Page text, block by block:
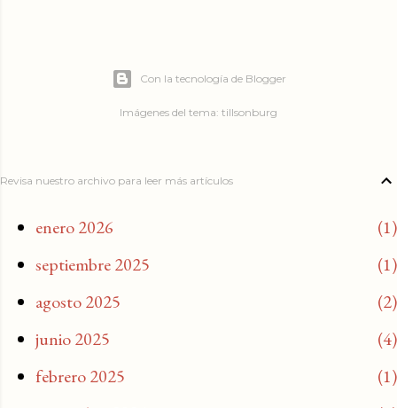
Con la tecnología de Blogger
Imágenes del tema: tillsonburg
Revisa nuestro archivo para leer más artículos
enero 2026
1
septiembre 2025
1
agosto 2025
2
junio 2025
4
febrero 2025
1